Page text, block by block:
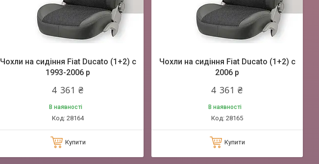
Чохли на сидіння Fiat Ducato (1+2) c
1993-2006 р
4 361 ₴
В наявності
28164
Купити
Чохли на сидіння Fiat Ducato (1+2) c
2006 р
4 361 ₴
В наявності
28165
Купити